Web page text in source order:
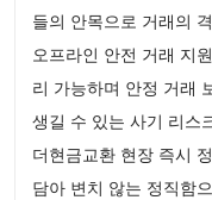
들의 안목으로 거래의
오프라인 안전 거래 지
리 가능하며 안정 거래
생길 수 있는 사기 리스
더현금교환 현장 즉시
담아 변치 않는 정직함